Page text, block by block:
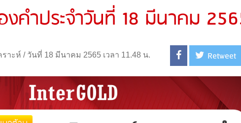
งคำประจำวันที่ 18 มีนาคม
ราะห์ / วันที่ 18 มีนาคม 2565 เวลา 11.48 น. Retweet